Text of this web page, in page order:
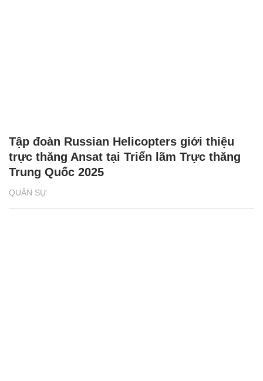
QUÂN SỰ
Tập đoàn Russian Helicopters giới thiệu
trực thăng Ansat tại Triển lãm Trực thăng
Trung Quốc 2025